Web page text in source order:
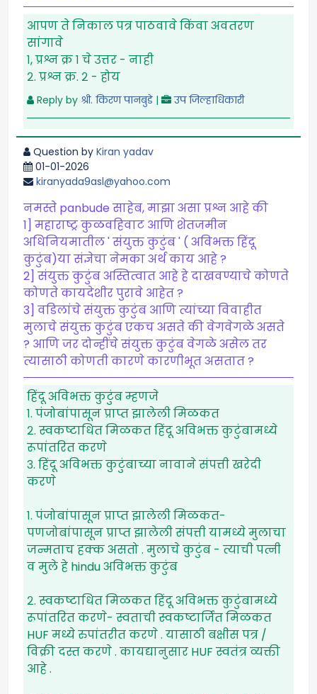
आपण ते निकाल पत्र पाठवावे किंवा अवतरण
सांगावे
१, प्रश्न क्र १ चे उत्तर - नाही
२. प्रश्न क्र. २ - होय
Reply by श्री. किरण पानबुडे | उप जिल्हाधिकारी
Question byKiran yadav
01-01-2026
kiranyada9asl@yahoo.com
नमस्ते panbude साहेब, माझा असा प्रश्न आहे की
1] महाराष्ट्र कुळवहिवाट आणि शेतजमीन
अधिनियमातील ' संयुक्त कुटुंब ' ( अविभक्त हिंदू
कुटुंब)या संज्ञेचा नेमका अर्थ काय आहे ?
2] संयुक्त कुटुंब अस्तित्वात आहे हे दाखवण्याचे कोणते
कोणते कायदेशीर पुरावे आहेत ?
3] वडिलांचे संयुक्त कुटुंब आणि त्यांच्या विवाहीत
मुलाचे संयुक्त कुटुंब एकच असते की वेगवेगळे असते
? आणि जर दोन्हींचे संयुक्त कुटुंब वेगळे असेल तर
त्यासाठी कोणती कारणे कारणीभूत असतात ?
हिंदू अविभक्त कुटुंब म्हणजे
१. पंजोबांपासून प्राप्त झालेली मिळकत
२. स्वकष्टाधित मिळकत हिंदू अविभक्त कुटुंबामध्ये
रूपांतरित करणे
३. हिंदू अविभक्त कुटुंबाच्या नावाने संपत्ती खरेदी
करणे
१. पंजोबांपासून प्राप्त झालेली मिळकत-
पणजोबांपासून प्राप्त झालेली संपत्ती यामध्ये मुलाचा
जन्मताच हक्क असतो . मुलाचे कुटुंब - त्याची पत्नी
व मुले हे hindu अविभक्त कुटुंब
२. स्वकष्टाधित मिळकत हिंदू अविभक्त कुटुंबामध्ये
रूपांतरित करणे- स्वताची स्वकष्टार्जित मिळकत
HUF मध्ये रुपांतरीत करणे . यासाठी बक्षीस पत्र /
विक्री दस्त करणे . कायद्यानुसार HUF स्वतंत्र व्यक्ती
आहे .